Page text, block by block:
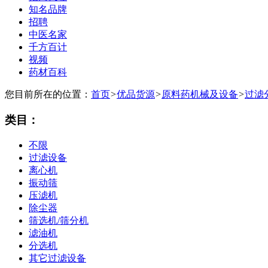
知名品牌
招聘
中医名家
千方百计
视频
药材百科
您目前所在的位置： 首页>优品货源>原料药机械及设备>过滤
类目：
不限
过滤设备
离心机
振动筛
压滤机
除尘器
筛选机/筛分机
滤油机
分选机
其它过滤设备